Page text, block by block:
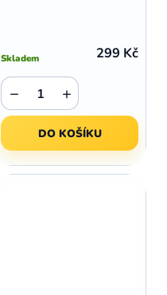
Skladem 299 Kč
+
−
DO KOŠÍKU